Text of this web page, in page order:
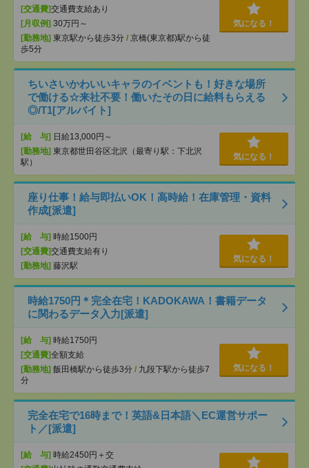
[交通費]交通費支給あり
[月収例] 30万円～
[勤務地] 東京駅から徒歩3分 / 京橋(東京都)駅から徒
歩5分
気になる！
ちいさいかわいいキャラのイベントも！好きな場所
で働ける☆来社不要！働いたその日に給料もらえる
◎/T1[アルバイト]
[給 与] 日給13,000円～
[勤務地] 東京都世田谷区北沢（最寄り駅：下北沢
駅）
気になる！
座り仕事！給与即払いOK！高時給！在庫管理・資料
作成[派遣]
[給 与] 時給1500円
[交通費]交通費支給有り
[勤務地] 藤沢駅
気になる！
時給1750円＊完全在宅！KADOKAWA！書籍データ
に関わるデータ入力[派遣]
[給 与] 時給1750円
[交通費]全額支給
[勤務地] 飯田橋駅から徒歩3分 / 九段下駅から徒歩7
分
気になる！
完全在宅で16時まで！英語&日本語＼EC運営サポー
ト／[派遣]
[給 与] 時給2450円＋交